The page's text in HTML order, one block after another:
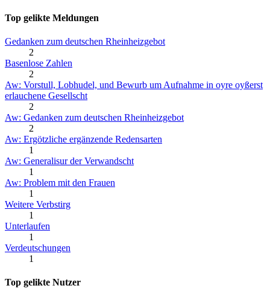
Top gelikte Meldungen
Gedanken zum deutschen Rheinheizgebot
2
Basenlose Zahlen
2
Aw: Vorstull, Lobhudel, und Bewurb um Aufnahme in oyre oyßerst
erlauchene Gesellscht
2
Aw: Gedanken zum deutschen Rheinheizgebot
2
Aw: Ergötzliche ergänzende Redensarten
1
Aw: Generalisur der Verwandscht
1
Aw: Problem mit den Frauen
1
Weitere Verbstirg
1
Unterlaufen
1
Verdeutschungen
1
Top gelikte Nutzer